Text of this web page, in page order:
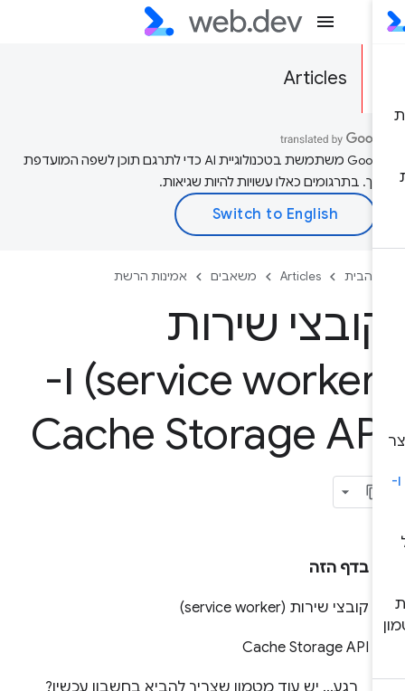
Articles
‫Google משתמשת בטכנולוגיית AI כדי לתרגם תוכן לשפה המועדפת
בתרגומים כאלו עשויות להיות שגיאות.
הבית Articles משאבים אמינות הרשת
שירות
(service worker) ו-
Cache Storage
בדף הזה
קובצי שירות (service worker)
Cache Storage API
רגע… יש עוד מטמון שצריך להביא בחשבון עכשיו?